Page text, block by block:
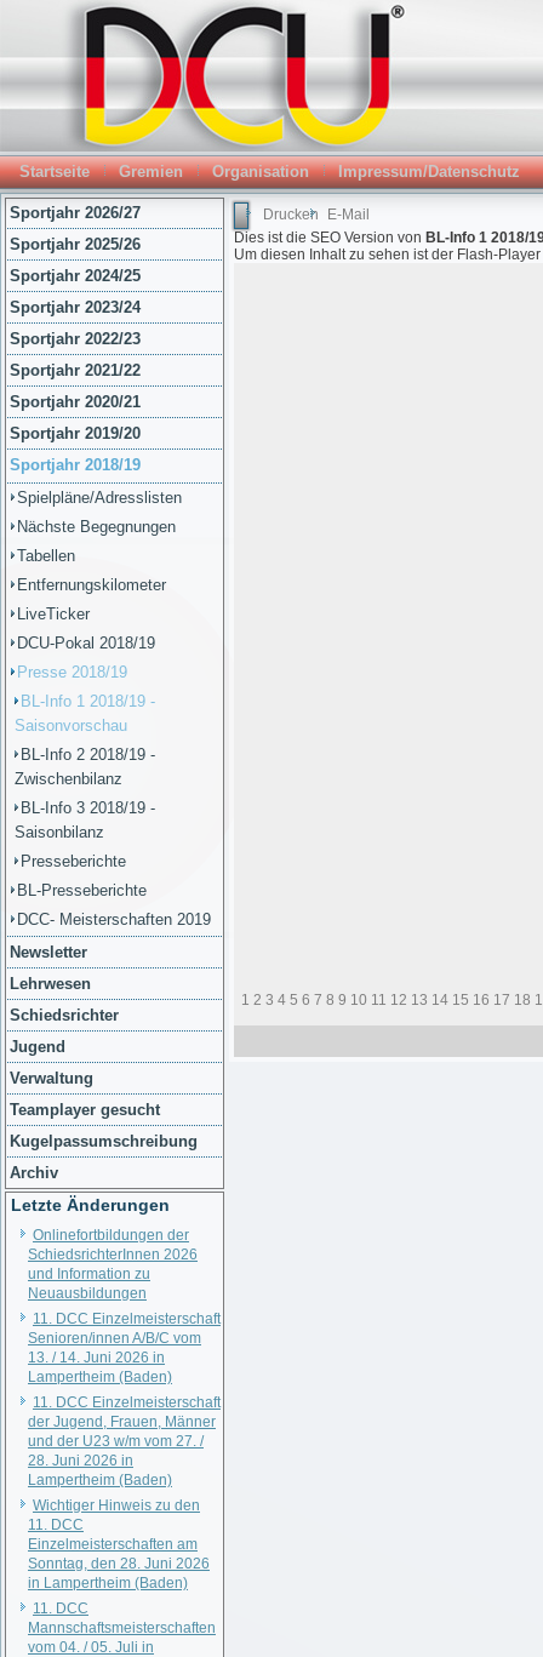
Startseite Gremien Organisation Impressum/Datenschutz
Sportjahr 2026/27
Sportjahr 2025/26
Sportjahr 2024/25
Sportjahr 2023/24
Sportjahr 2022/23
Sportjahr 2021/22
Sportjahr 2020/21
Sportjahr 2019/20
Sportjahr 2018/19
Spielpläne/Adresslisten
Nächste Begegnungen
Tabellen
Entfernungskilometer
LiveTicker
DCU-Pokal 2018/19
Presse 2018/19
BL-Info 1 2018/19 -
Saisonvorschau
BL-Info 2 2018/19 -
Zwischenbilanz
BL-Info 3 2018/19 -
Saisonbilanz
Presseberichte
BL-Presseberichte
DCC- Meisterschaften 2019
Newsletter
Lehrwesen
Schiedsrichter
Jugend
Verwaltung
Teamplayer gesucht
Kugelpassumschreibung
Archiv
Letzte Änderungen
Onlinefortbildungen der
SchiedsrichterInnen 2026
und Information zu
Neuausbildungen
11. DCC Einzelmeisterschaft
Senioren/innen A/B/C vom
13. / 14. Juni 2026 in
Lampertheim (Baden)
11. DCC Einzelmeisterschaft
der Jugend, Frauen, Männer
und der U23 w/m vom 27. /
28. Juni 2026 in
Lampertheim (Baden)
Wichtiger Hinweis zu den
11. DCC
Einzelmeisterschaften am
Sonntag, den 28. Juni 2026
in Lampertheim (Baden)
11. DCC
Mannschaftsmeisterschaften
vom 04. / 05. Juli in
Drucken
E-Mail
Dies ist die SEO Version von BL-Info 1 2018/
Um diesen Inhalt zu sehen ist der Flash-
1 2 3 4 5 6 7 8 9 10 11 12 13 14 15 16 17 18